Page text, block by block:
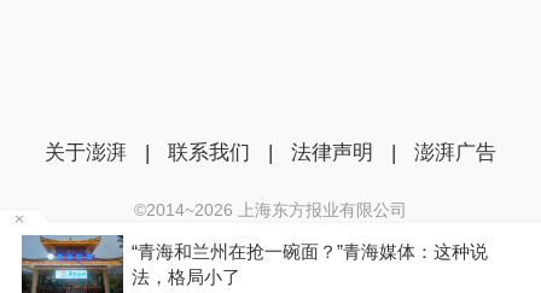
“青海和兰州在抢一碗面？”青海媒体：这种说
法，格局小了
关于澎湃 | 联系我们 | 法律声明 | 澎湃广告
©2014~2026 上海东方报业有限公司
沪ICP证：沪B2-20170116 | 沪ICP备14003370号
互联网新闻信息服务许可证：31120170006